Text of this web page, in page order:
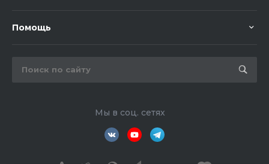
Помощь
Мы в соц. сетях